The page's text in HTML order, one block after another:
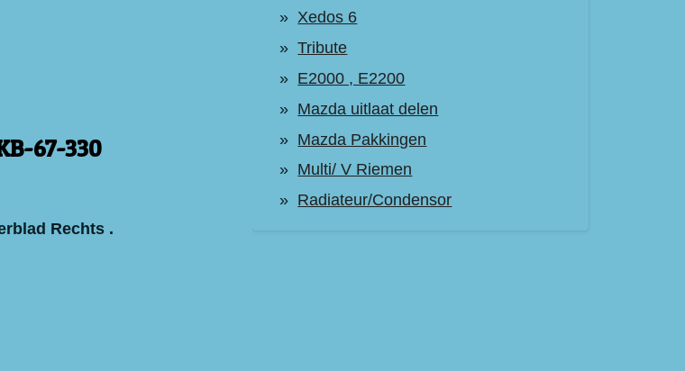
67-330
Rechts .
Xedos 6
Tribute
E2000 , E2200
Mazda uitlaat delen
Mazda Pakkingen
Multi/ V Riemen
Radiateur/Condensor